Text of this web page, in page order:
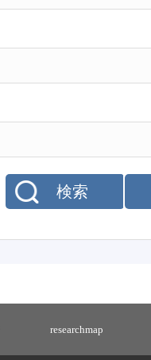
検索
researchmap